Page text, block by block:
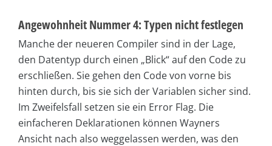
Angewohnheit Nummer 4: Typen nicht festlegen
Manche der neueren Compiler sind in der Lage,
den Datentyp durch einen „Blick“ auf den Code zu
erschließen. Sie gehen den Code von vorne bis
hinten durch, bis sie sich der Variablen sicher sind.
Im Zweifelsfall setzen sie ein Error Flag. Die
einfacheren Deklarationen können Wayners
Ansicht nach also weggelassen werden, was den